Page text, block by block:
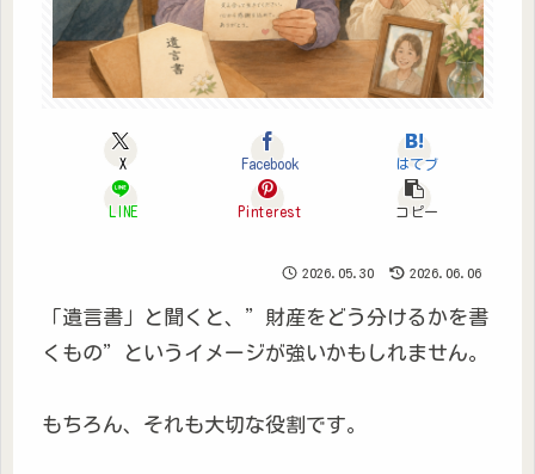
X Facebook はてブ
LINE Pinterest コピー
2026.05.30 2026.06.06
「遺言書」と聞くと、”財産をどう分けるかを書
くもの”というイメージが強いかもしれません。
もちろん、それも大切な役割です。